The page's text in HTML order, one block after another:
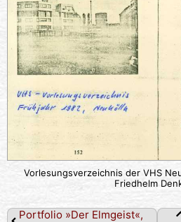
Vorlesungsverzeichnis der VHS
Friedhelm
Portfolio »Der Elmgeist«,